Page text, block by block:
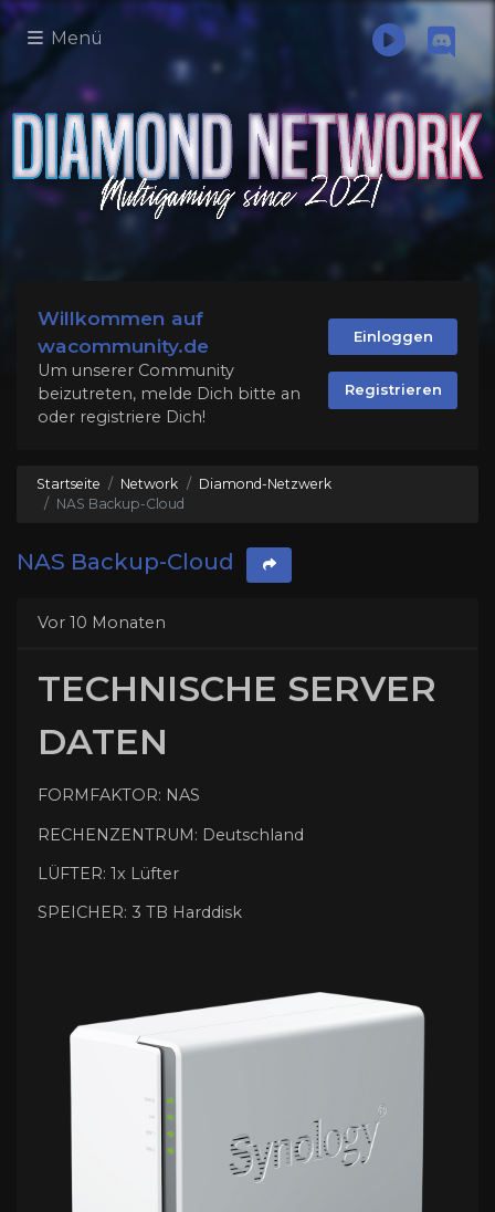
Menü
Willkommen auf
wacommunity.de
Um unserer Community
beizutreten, melde Dich bitte an
oder registriere Dich!
Einloggen
Registrieren
Startseite Network
Diamond-Netzwerk
NAS Backup-Cloud
NAS Backup-Cloud
Vor 10 Monaten
TECHNISCHE SERVER
DATEN
FORMFAKTOR: NAS
RECHENZENTRUM: Deutschland
LÜFTER: 1x Lüfter
SPEICHER: 3 TB Harddisk